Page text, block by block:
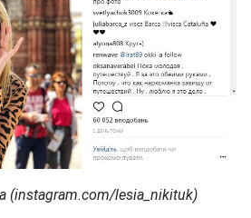
(instagram.com/lesia_nikituk)